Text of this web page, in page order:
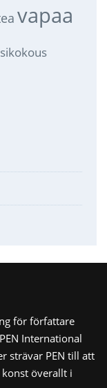
vapaa
för författare
International
strävar PEN till att
överallt i